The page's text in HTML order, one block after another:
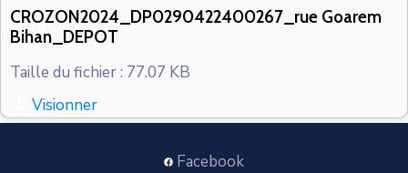
CONTACT
CROZON2024_DP0290422400267_rue Goarem
Bihan_DEPOT
Taille du fichier : 77.07 KB
Visionner
Facebook